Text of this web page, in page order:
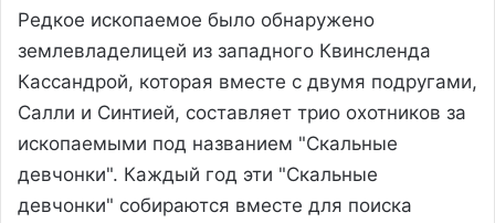
Редкое ископаемое было обнаружено
землевладелицей из западного Квинсленда
Кассандрой, которая вместе с двумя подругами,
Салли и Синтией, составляет трио охотников за
ископаемыми под названием "Скальные
девчонки". Каждый год эти "Скальные
девчонки" собираются вместе для поиска